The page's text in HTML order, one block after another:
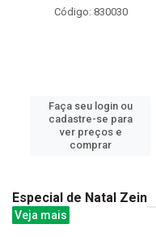
Código: 830030
Faça seu login ou
cadastre-se para
ver preços e
comprar
Especial de Natal Zein
Veja mais